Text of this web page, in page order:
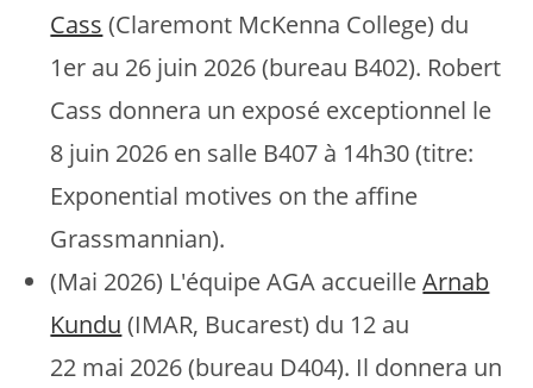
Cass (Claremont McKenna College) du
1er au 26 juin 2026 (bureau B402). Robert
Cass donnera un exposé exceptionnel le
8 juin 2026 en salle B407 à 14h30 (titre:
Exponential motives on the affine
Grassmannian).
(Mai 2026) L'équipe AGA accueilleArnab
Kundu (IMAR, Bucarest) du 12 au
22 mai 2026 (bureau D404). Il donnera un